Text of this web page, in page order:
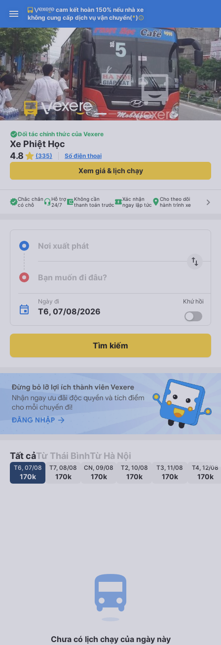
cam kết hoàn 150% nếu nhà xe
không cung cấp dịch vụ vận chuyển(*)info
Đối tác chính thức của Vexere
Xe Phiệt Học
4.8
(335) Số điện thoại
Xem giá & lịch chạy
Chắc chắn
có chỗ
Hỗ trợ
24/7
Không cần
thanh toán trước
Xác nhận
ngay lập tức
Cho theo dõi
hành trình xe
keyboard_arrow_right
Nơi xuất phát
import_export
Bạn muốn đi đâu?
Ngày đi
T6, 07/08/2026
Khứ hồi
Tìm kiếm
Tất cảTừ Thái BìnhTừ Hà Nội
T6, 07/08
170k
T7, 08/08
170k
CN, 09/08
170k
T2, 10/08
170k
T3, 11/08
170k
T4, 12/08
170k
directions_bus
Chưa có lịch chạy của ngày này